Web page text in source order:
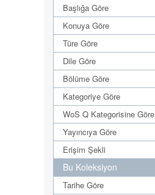
Başlığa Göre
Konuya Göre
Türe Göre
Dile Göre
Bölüme Göre
Kategoriye Göre
WoS Q Kategorisine Göre
Yayıncıya Göre
Erişim Şekli
Bu Koleksiyon
Tarihe Göre